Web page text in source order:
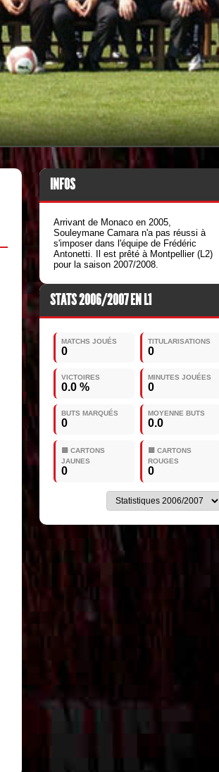
INFOS
Arrivant de Monaco en 2005,
Souleymane Camara n'a pas réussi à
s'imposer dans l'équipe de Frédéric
Antonetti. Il est prêté à Montpellier (L2)
pour la saison 2007/2008.
STATS 2006/2007 EN L1
MATCHS JOUÉS
0
TITULARISATIONS
0
VICTOIRES
0.0 %
MINUTES JOUÉES
0
BUTS MARQUÉS
0
MOYENNE BUTS
0.0
🟨 CARTONS
JAUNES
0
🟥 CARTONS
ROUGES
0